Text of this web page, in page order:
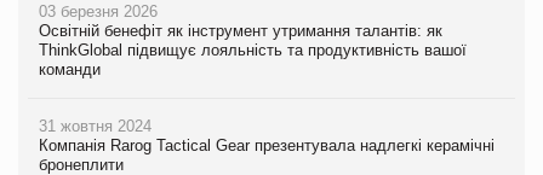
03 березня 2026
Освітній бенефіт як інструмент утримання талантів: як
ThinkGlobal підвищує лояльність та продуктивність вашої
команди
31 жовтня 2024
Компанія Rarog Tactical Gear презентувала надлегкі керамічні
бронеплити